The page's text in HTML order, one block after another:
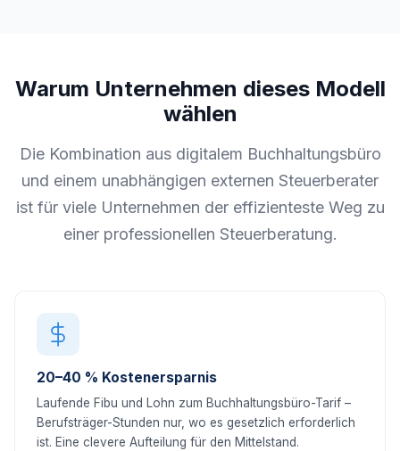
Warum Unternehmen dieses Modell
wählen
Die Kombination aus digitalem Buchhaltungsbüro
und einem unabhängigen externen Steuerberater
ist für viele Unternehmen der effizienteste Weg zu
einer professionellen Steuerberatung.
20–40 % Kostenersparnis
Laufende Fibu und Lohn zum Buchhaltungsbüro-Tarif –
Berufsträger-Stunden nur, wo es gesetzlich erforderlich
ist. Eine clevere Aufteilung für den Mittelstand.